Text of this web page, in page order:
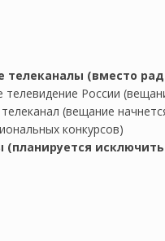
телеканалы (вместо
России
(вещание
конкурсов)
(планируется